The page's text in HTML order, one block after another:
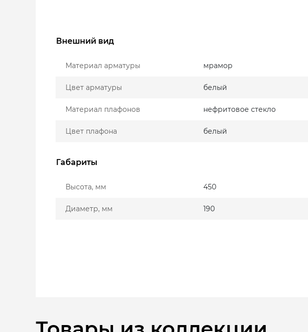
Внешний вид
Материал арматуры мрамор
Цвет арматуры белый
Материал плафонов нефритовое стекло
Цвет плафона белый
Габариты
Высота, мм 450
Диаметр, мм 190